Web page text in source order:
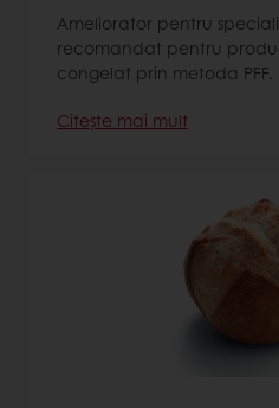
Ameliorator pentru
recomandat pentru
congelat prin metoda PFF.
Citește mai mult